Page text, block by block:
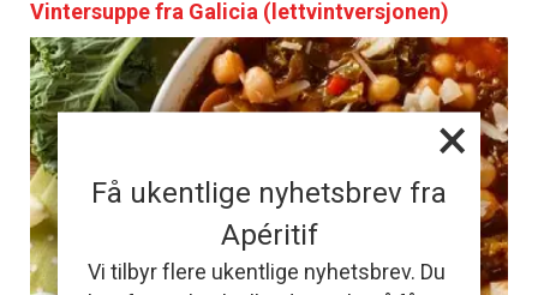
×
Få ukentlige nyhetsbrev fra
Apéritif
Vi tilbyr flere ukentlige nyhetsbrev. Du
Vintersuppe fra Galicia (lettvintversjonen)